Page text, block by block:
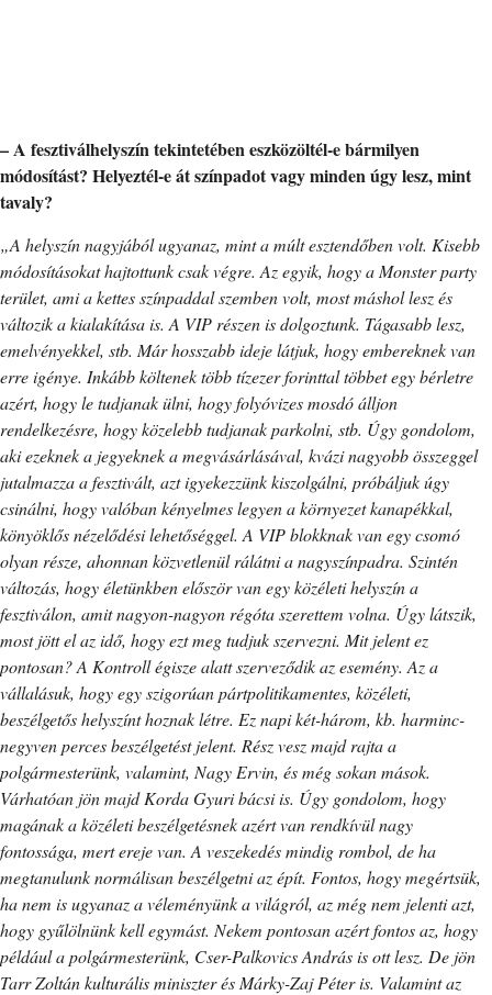
– A fesztiválhelyszín tekintetében eszközöltél-e bármilyen
módosítást? Helyeztél-e át színpadot vagy minden úgy lesz, mint
tavaly?
„A helyszín nagyjából ugyanaz, mint a múlt esztendőben volt. Kisebb
módosításokat hajtottunk csak végre. Az egyik, hogy a Monster party
terület, ami a kettes színpaddal szemben volt, most máshol lesz és
változik a kialakítása is. A VIP részen is dolgoztunk. Tágasabb lesz,
emelvényekkel, stb. Már hosszabb ideje látjuk, hogy embereknek van
erre igénye. Inkább költenek több tízezer forinttal többet egy bérletre
azért, hogy le tudjanak ülni, hogy folyóvizes mosdó álljon
rendelkezésre, hogy közelebb tudjanak parkolni, stb. Úgy gondolom,
aki ezeknek a jegyeknek a megvásárlásával, kvázi nagyobb összeggel
jutalmazza a fesztivált, azt igyekezzünk kiszolgálni, próbáljuk úgy
csinálni, hogy valóban kényelmes legyen a környezet kanapékkal,
könyöklős nézelődési lehetőséggel. A VIP blokknak van egy csomó
olyan része, ahonnan közvetlenül rálátni a nagyszínpadra. Szintén
változás, hogy életünkben először van egy közéleti helyszín a
fesztiválon, amit nagyon-nagyon régóta szerettem volna. Úgy látszik,
most jött el az idő, hogy ezt meg tudjuk szervezni. Mit jelent ez
pontosan? A Kontroll égisze alatt szerveződik az esemény. Az a
vállalásuk, hogy egy szigorúan pártpolitikamentes, közéleti,
beszélgetős helyszínt hoznak létre. Ez napi két-három, kb. harminc-
negyven perces beszélgetést jelent. Rész vesz majd rajta a
polgármesterünk, valamint, Nagy Ervin, és még sokan mások.
Várhatóan jön majd Korda Gyuri bácsi is. Úgy gondolom, hogy
magának a közéleti beszélgetésnek azért van rendkívül nagy
fontossága, mert ereje van. A veszekedés mindig rombol, de ha
megtanulunk normálisan beszélgetni az épít. Fontos, hogy megértsük,
ha nem is ugyanaz a véleményünk a világról, az még nem jelenti azt,
hogy gyűlölnünk kell egymást. Nekem pontosan azért fontos az, hogy
például a polgármesterünk, Cser-Palkovics András is ott lesz. De jön
Tarr Zoltán kulturális miniszter és Márky-Zaj Péter is. Valamint az